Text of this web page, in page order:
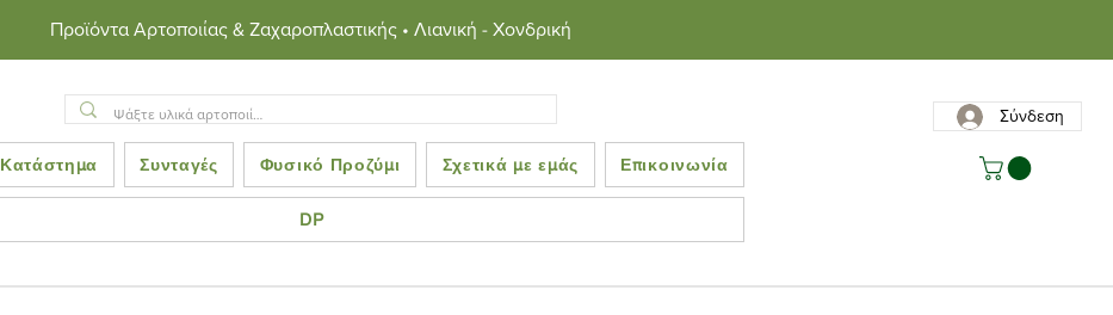
Προϊόντα Αρτοποιίας & Ζαχαροπλαστικής • Λιανική - Χονδρική
Κατάστημα Συνταγές Φυσικό Προζύμι Σχετικά με εμάς Επικοινωνία
DP
Σύνδεση